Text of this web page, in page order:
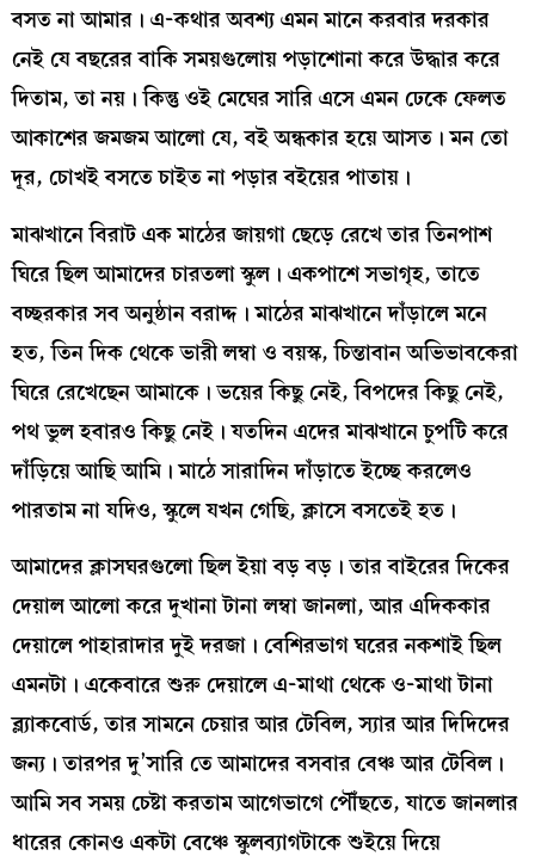
বসত না আমার। এ-কথার অবশ্য এমন মানে করবার দরকার
নেই যে বছরের বাকি সময়গুলোয় পড়াশোনা করে উদ্ধার করে
দিতাম, তা নয়। কিন্তু ওই মেঘের সারি এসে এমন ঢেকে ফেলত
আকাশের জমজম আলো যে, বই অন্ধকার হয়ে আসত। মন তো
দূর, চোখই বসতে চাইত না পড়ার বইয়ের পাতায়।
মাঝখানে বিরাট এক মাঠের জায়গা ছেড়ে রেখে তার তিনপাশ
ঘিরে ছিল আমাদের চারতলা স্কুল। একপাশে সভাগৃহ, তাতে
বচ্ছরকার সব অনুষ্ঠান বরাদ্দ। মাঠের মাঝখানে দাঁড়ালে মনে
হত, তিন দিক থেকে ভারী লম্বা ও বয়স্ক, চিন্তাবান অভিভাবকেরা
ঘিরে রেখেছেন আমাকে। ভয়ের কিছু নেই, বিপদের কিছু নেই,
পথ ভুল হবারও কিছু নেই। যতদিন এদের মাঝখানে চুপটি করে
দাঁড়িয়ে আছি আমি। মাঠে সারাদিন দাঁড়াতে ইচ্ছে করলেও
পারতাম না যদিও, স্কুলে যখন গেছি, ক্লাসে বসতেই হত।
আমাদের ক্লাসঘরগুলো ছিল ইয়া বড় বড়। তার বাইরের দিকের
দেয়াল আলো করে দুখানা টানা লম্বা জানলা, আর এদিককার
দেয়ালে পাহারাদার দুই দরজা। বেশিরভাগ ঘরের নকশাই ছিল
এমনটা। একেবারে শুরু দেয়ালে এ-মাথা থেকে ও-মাথা টানা
ব্ল্যাকবোর্ড, তার সামনে চেয়ার আর টেবিল, স্যার আর দিদিদের
জন্য। তারপর দু’সারি তে আমাদের বসবার বেঞ্চ আর টেবিল।
আমি সব সময় চেষ্টা করতাম আগেভাগে পৌঁছতে, যাতে জানলার
ধারের কোনও একটা বেঞ্চে স্কুলব্যাগটাকে শুইয়ে দিয়ে